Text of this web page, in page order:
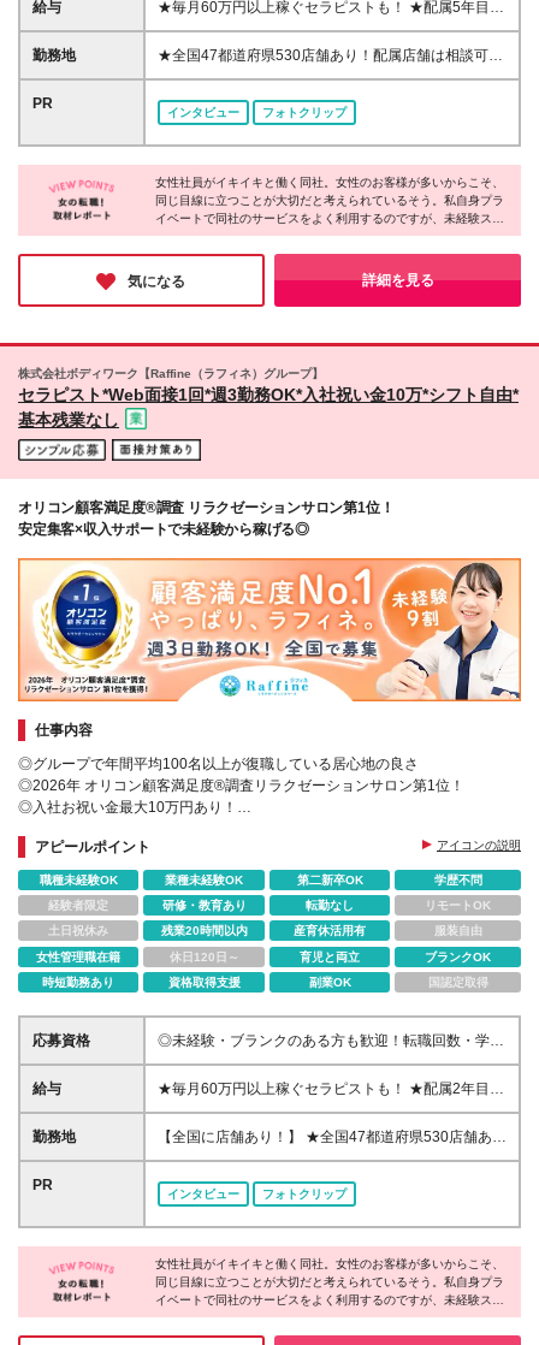
利用してサクッと面接を受けたい」 「お盆明けから
新しい環境でスタートしたい」という方も気軽にご応
す！ ★研修応援キャンペーンスタート！★ ・お祝い
しくは面接時にお話させていただきます。 ※研修にお
ける寮の費用は最小限！お金の心配なく研修に集中で
きます◎
給与
★毎月60万円以上稼ぐセラピストも！ ★配属5年目で
月収55万円、2年目で月収35万円も可 ★3ヶ月毎に昇
格機会あり/職位が上がると分給もUP ★確定申告や収
※指名料・インセンティブなどで収入増減の可能性が
委託契約のため社会保険の対象外です
勤務地
★全国47都道府県530店舗あり！配属店舗は相談可
能！ ★オープニングスタッフあり♪ ★駅ナカや商業施
設内など、どの店舗も集客力の高い場所にあるので安
定した収入が見込める♪ ★車通勤OK(店舗による) 【ニ
ューライフ応援制度！Iターン・Uターン歓迎！※規定
あり】 ◎シェアハウス提供or家賃半年間補助あり ⇒
敷金礼金は会社負担です！ ◎光熱・水道代も補助！
⇒月4,000円は水道光熱費代を会社負担いたします！
◎引っ越し代上限10万円補助あり ⇒交通費も含みま
す！ ◎家賃の8割を会社が負担する社宅も活用OK！
⇒条件：都心部など指定エリアに移住できる方のみ
＜社宅で生活を豊かに♪＞ 東京なら「南青山」などの
が変わります＞ 【例】月給23.1万円・手取り約18万
円の場合・・・ ☆家賃7.5万円 → 社宅補助（8割）で
【16.5万円】 補助なしの場合、手元に残るのは約
23 ※(変更の範囲)上記を除く当社関連勤務地
PR
インタビュー フォトクリップ
女性社員がイキイキと働く同社。女性のお客様が多いからこそ、
同じ目線に立つことが大切だと考えられているそう。私自身プラ
イベートで同社のサービスをよく利用するのですが、未経験スタ
ートの方が多いというのが信じられないくらい、どのセラピスト
でも安心して施術を受けられます！業界屈指の研修を実施してい
るというのもうなずけます。ワークライフバランスを重視する方
も多く、趣味や家庭と両立できている人も多いようです♪
気になる 詳細を見る
株式会社ボディワーク【Raffine（ラフィネ）グループ】
セラピスト*Web面接1回*週3勤務OK*入社祝い金10万*シフト自由*
基本残業なし
オリコン顧客満足度®調査 リラクゼーションサロン第1位！
安定集客×収入サポートで未経験から稼げる◎
仕事内容
◎グループで年間平均100名以上が復職している居心地の良さ
◎2026年 オリコン顧客満足度®調査リラクゼーションサロン第1位！
◎入社お祝い金最大10万円あり！
アピールポイント
アイコンの説明
職種未経験OK 業種未経験OK 第二新卒OK
学歴不問
経験者限定
研修・教育あり 転勤なし
リモートOK
土日祝休み
残業20時間以内 産育休活用有
服装自由
女性管理職在籍
休日120日～ 育児と両立
ブランクOK
時短勤務あり
資格取得支援 副業OK 国認定取得
応募資格
◎未経験・ブランクのある方も歓迎！転職回数・学歴
不問 ◎第二新卒やフリーターの方も歓迎します！ ＊
現在全国で活躍するセラピストの、約9割が未経験ス
齢に関係なくチャレンジできます◎ ★お盆期間中も
Web面接を実施中！★ 「休み期間を利用してサクッ
タートしたい」という方も気軽にご応募ください♪ ス
社4か月目までは20万円補填あり ・交通費一部支給
→全て、研修終了後にお支払い ※詳しくは面接時にお
話させていただきます。 ※研修における寮の費用は最
小限！お金の心配なく研修に集中できます◎
給与
★毎月60万円以上稼ぐセラピストも！ ★配属2年目で
月収35万円、5年目で月収55万円も可 ★3ヶ月毎に昇
格機会あり/職位が上がると分給もUP ★確定申告や収
シェアハウス提供or家賃半年間補助あり ⇒敷金礼金は
代上限10万円補助あり ⇒交通費も含みます！ ◎家賃
の8割を会社が負担する社宅も活用OK！ ⇒条件：都
心部など指定エリアに移住できる方のみ ＜社宅補助
勤務地
【全国に店舗あり！】 ★全国47都道府県530店舗あ
り！配属店舗は相談可能！ ★オープニングスタッフ
あり♪ ★駅ナカや商業施設内など、どの店舗も集客力
の高い場所にあるので安定した収入が見込める♪ ★車
通勤OK(店舗による) 【“社宅制度”で生活を豊かに♪】
東京なら「南青山」などの一等地に住めるチャンス
も！ もし満室でも、埼玉・千葉・神奈川の「都心ま
で30分圏内」の家で新生活をスタートできます。
【本社】 東京都中野区東中野2-22-23 ※(変更の範囲)
上記を除く当社関連勤務地
PR
インタビュー フォトクリップ
女性社員がイキイキと働く同社。女性のお客様が多いからこそ、
同じ目線に立つことが大切だと考えられているそう。私自身プラ
イベートで同社のサービスをよく利用するのですが、未経験スタ
ートの方が多いというのが信じられないくらい、どのセラピスト
でも安心して施術を受けられます！業界屈指の研修を実施してい